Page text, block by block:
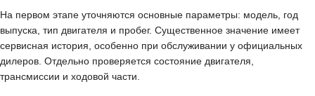
На первом этапе уточняются основные параметры: модель, год
выпуска, тип двигателя и пробег. Существенное значение имеет
сервисная история, особенно при обслуживании у официальных
дилеров. Отдельно проверяется состояние двигателя,
трансмиссии и ходовой части.